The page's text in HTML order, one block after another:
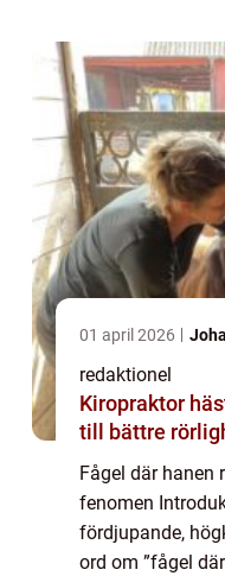
01 april 2026
redaktionel
Kiropraktor häst så hjälper man
till bättre
Fågel där hanen
fenomen
fördjupande,
ord om ”fågel